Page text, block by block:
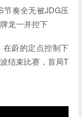
节奏全无被JDG压
龙一并控下
在蔚的定点控制下
结束比赛，首局T